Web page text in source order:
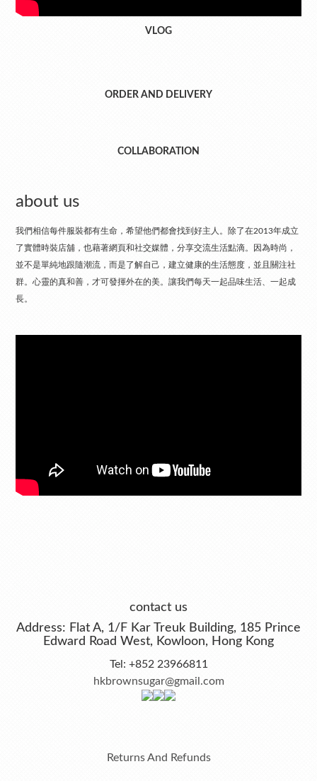
VLOG
ORDER AND DELIVERY
COLLABORATION
about us
我們相信每件服裝都有生命，希望他們都會找到好主人。除了在2013年成立
了實體時裝店舖，也藉著網頁和社交媒體，分享交流生活點滴。因為時尚，
並不是單純地跟隨潮流，而是了解自己，建立健康的生活態度，並且關注社
群。心靈的真和善，才可發揮外在的美。讓我們每天一起品味生活、一起成
長。
contact us
Address: Flat A, 1/F Kar Treuk Building, 185 Prince
Edward Road West, Kowloon, Hong Kong
Tel: +852 23966811
hkbrownsugar@gmail.com
Returns And Refunds